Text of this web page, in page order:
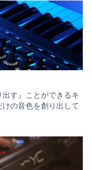
出す』ことができるキ
の音色を創り出して